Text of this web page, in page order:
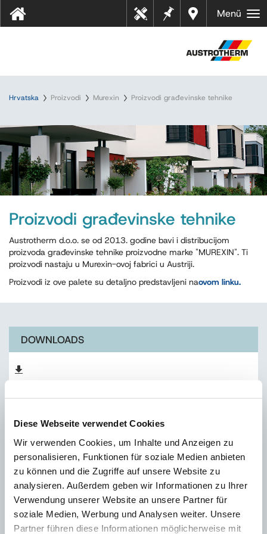
Diese Webseite verwendet Cookies
Wir verwenden Cookies, um Inhalte und Anzeigen zu
personalisieren, Funktionen für soziale Medien anbieten
zu können und die Zugriffe auf unsere Website zu
analysieren. Außerdem geben wir Informationen zu Ihrer
Verwendung unserer Website an unsere Partner für
soziale Medien, Werbung und Analysen weiter. Unsere
Partner führen diese Informationen möglicherweise mit
Dealer
s near
Bilješk
Tehn
ički
Menü
Hrvatska Proizvodi Murexin Proizvodi građevinske tehnike
Proizvodi građevinske tehnike
Austrotherm d.o.o. se od 2013. godine bavi i distribucijom
proizvoda građevinske tehnike proizvodne marke "MUREXIN". Ti
proizvodi nastaju u Murexin-ovoj fabrici u Austriji.
Proizvodi iz ove palete su detaljno predstavljeni naovom linku.
DOWNLOADS
TEHNIČKI SAVETNICI